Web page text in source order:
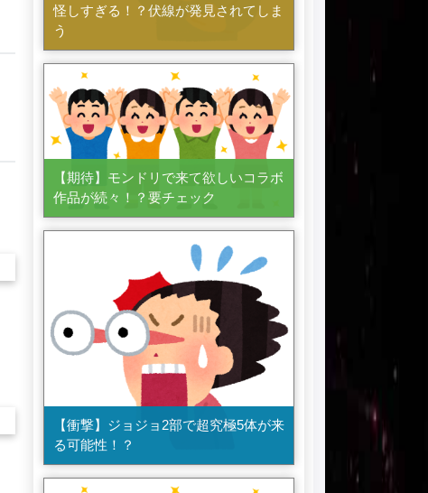
怪しすぎる！？伏線が発見されてしま
う
【期待】モンドリで来て欲しいコラボ
作品が続々！？要チェック
【衝撃】ジョジョ2部で超究極5体が来
る可能性！？